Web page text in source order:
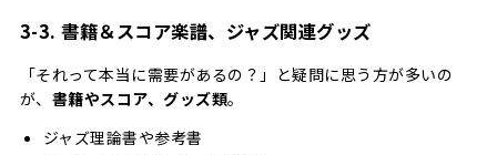
3-3. 書籍＆スコア楽譜、ジャズ関連グッズ
「それって本当に需要があるの？」と疑問に思う方が多いの
が、 書籍やスコア、グッズ類。
ジャズ理論書や参考書